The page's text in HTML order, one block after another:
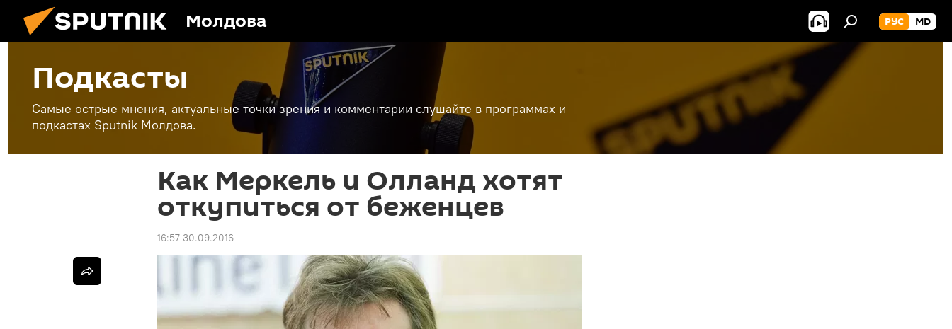
Молдова РУС MD
Подкасты
Самые острые мнения, актуальные точки зрения и комментарии слушайте в программах и
подкастах Sputnik Молдова.
Как Меркель и Олланд хотят
откупиться от беженцев
16:57 30.09.2016